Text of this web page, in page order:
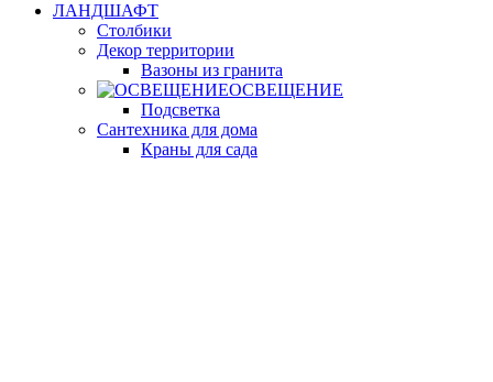
ЛАНДШАФТ
Столбики
Декор территории
Вазоны из гранита
ОСВЕЩЕНИЕ
Подсветка
Сантехника для дома
Краны для сада